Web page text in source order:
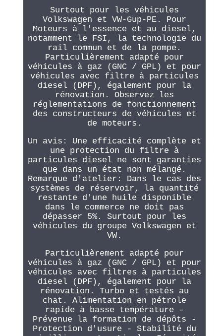
Surtout pour les véhicules
Volkswagen et VW-Gup-PE. Pour
Moteurs à l'essence et au diesel,
notamment le FSI, la technologie du
rail commun et de la pompe.
Particulièrement adapté pour
véhicules à gaz (GNC / GPL) et pour
véhicules avec filtre à particules
diesel (DPF), également pour la
rénovation. Observez les
réglementations de fonctionnement
des constructeurs de véhicules et
de moteurs.
Un avis: Une efficacité complète et
une protection du filtre à
particules diesel ne sont garanties
que dans un état non mélangé.
Remarque d'atelier: Dans le cas des
systèmes de réservoir, la quantité
restante d'une huile disponible
dans le commerce ne doit pas
dépasser 5%. Surtout pour les
véhicules du groupe Volkswagen et
VW.
Particulièrement adapté pour
véhicules à gaz (GNC / GPL) et pour
véhicules avec filtres à particules
diesel (DPF), également pour la
rénovation. Turbo et testés au
chat. Alimentation en pétrole
rapide à basse température -
Prévenue la formation de dépôts -
Protection d'usure - Stabilité du